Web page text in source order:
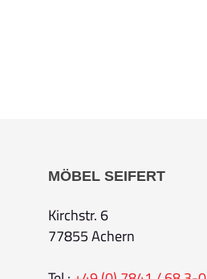
MÖBEL SEIFERT
Kirchstr. 6
77855 Achern